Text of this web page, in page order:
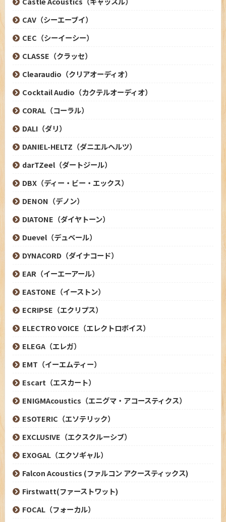
CAV（シーエーブイ）
CEC（シーイーシー）
CLASSE（クラッセ）
Clearaudio（クリアオーディオ）
Cocktail Audio（カクテルオーディオ）
CORAL（コーラル）
DALI（ダリ）
DANIEL-HELTZ（ダニエルヘルツ）
darTZeel（ダートジール）
DBX（ディー・ビー・エックス）
DENON（デノン）
DIATONE（ダイヤトーン）
Duevel（デュベール）
DYNACORD（ダイナコード）
EAR（イーエーアール）
EASTONE（イーストン）
ECRIPSE（エクリプス）
ELECTRO VOICE（エレクトロボイス）
ELEGA（エレガ）
EMT（イーエムティー）
Escart（エスカート）
ENIGMAcoustics（エニグマ・アコースティクス）
ESOTERIC（エソテリック）
EXCLUSIVE（エクスクルーシブ）
EXOGAL（エクソギャル）
Falcon Acoustics (ファルコン アクースティックス)
Firstwatt(ファーストワット)
FOCAL（フォーカル）